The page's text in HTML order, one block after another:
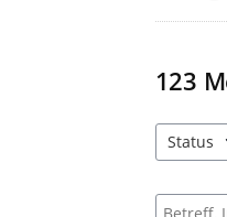
123
Status
Suche